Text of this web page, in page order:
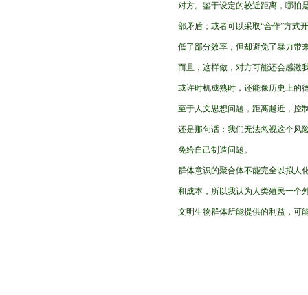
对方。鉴于设定的较近距离，哪怕
部矛盾；或者可以采取“合作”方式
低了部分效率，但却避免了暴力带
而且，这样做，对方可能还会感激
或许时机成熟时，还能像历史上的
至于人文思想问题，距离越近，
还是那句话：我们无法忽视这个风
免给自己制造问题。
群体意识的聚合体不能完全以拟人
和成本，所以我认为人类殖民一个
文明生物群体所能提供的利益，可